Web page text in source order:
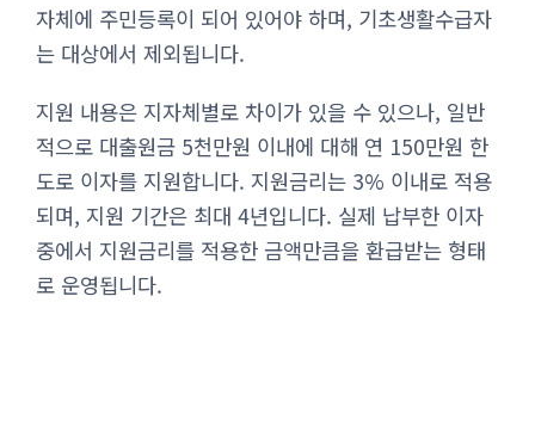
자체에 주민등록이 되어 있어야 하며, 기초생활수급자
는 대상에서 제외됩니다.
지원 내용은 지자체별로 차이가 있을 수 있으나, 일반
적으로 대출원금 5천만원 이내에 대해 연 150만원 한
도로 이자를 지원합니다. 지원금리는 3% 이내로 적용
되며, 지원 기간은 최대 4년입니다. 실제 납부한 이자
중에서 지원금리를 적용한 금액만큼을 환급받는 형태
로 운영됩니다.